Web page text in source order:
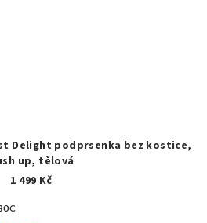
Delight podprsenka bez kostice,
up, tělová
1 499 Kč